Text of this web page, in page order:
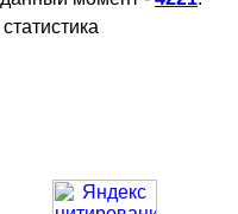
статистика